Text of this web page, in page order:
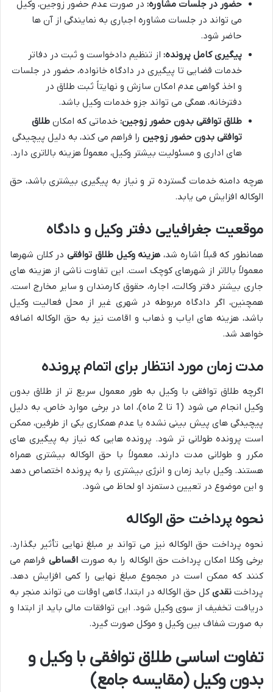
حضور در جلسات مشاوره: در صورت عدم حضور زوجین، وکیل
می تواند در جلسات مشاوره اجباری به نمایندگی از آن ها
حاضر شود.
پیگیری کامل پرونده: از تنظیم دادخواست و ثبت در دفاتر
خدمات قضایی تا پیگیری در دادگاه خانواده، حضور در جلسات
و اخذ گواهی عدم امکان سازش و نهایتاً ثبت طلاق در
دفترخانه، همگی می تواند جزو خدمات وکیل باشد.
طلاق توافقی بدون حضور زوجین: خدماتی که امکان طلاق
توافقی بدون حضور زوجین را فراهم می کند، به دلیل پیچیدگی
های اداری و مسئولیت بیشتر وکیل، معمولاً هزینه بالاتری دارد.
هرچه دامنه خدمات گسترده تر و نیاز به پیگیری بیشتری باشد، حق
الوکاله افزایش می یابد.
موقعیت جغرافیایی دفتر وکیل و دادگاه
همانطور که قبلاً اشاره شد، هزینه وکیل طلاق توافقیدر کلان شهرها
معمولاً بالاتر از شهرهای کوچک است. این تفاوت ناشی از هزینه های
جاری بیشتر دفتر وکالت، اجاره، حقوق کارمندان و سایر مخارج است.
همچنین، اگر دادگاه مربوطه در شهری غیر از محل فعالیت وکیل
باشد، هزینه های ایاب و ذهاب و اقامت نیز به حق الوکاله اضافه
خواهد شد.
مدت زمان مورد انتظار برای اتمام پرونده
اگرچه طلاق توافقی با وکیل به طور معمول سریع تر از طلاق بدون
وکیل انجام می شود (1 تا 2 ماه)، اما در برخی موارد خاص، به دلیل
پیچیدگی های پیش بینی نشده یا عدم همکاری یکی از طرفین، ممکن
است پرونده طولانی تر شود. پرونده هایی که نیاز به پیگیری های
مکرر و طولانی مدت دارند، معمولاً با حق الوکاله بیشتری همراه
هستند. وکیل باید زمان و انرژی بیشتری را به پرونده اختصاص دهد
و این موضوع در تعیین دستمزد او لحاظ می شود.
نحوه پرداخت حق الوکاله
نحوه پرداخت حق الوکاله نیز می تواند بر مبلغ نهایی تأثیر بگذارد.
برخی وکلا امکان پرداخت حق الوکاله را به صورتاقساطی فراهم می
کنند که ممکن است در مجموع مبلغ نهایی را کمی افزایش دهد.
پرداخت نقدی کل حق الوکاله در ابتدا، گاهی اوقات می تواند منجر به
دریافت تخفیف از سوی وکیل شود. این توافقات مالی باید از ابتدا و
به صورت شفاف بین وکیل و موکل صورت گیرد.
تفاوت اساسی طلاق توافقی با وکیل و
بدون وکیل (مقایسه جامع)